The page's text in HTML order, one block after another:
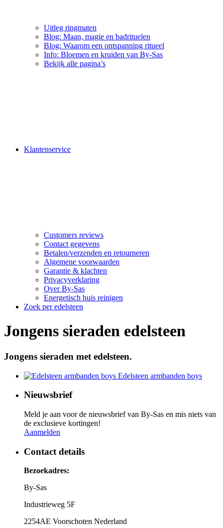
Uitleg ringmaten
Blog: Maan, magie en badrituelen
Blog: Waarom een ontspanning ritueel
Info: Bloemen en kruiden van By-Sas
Bekijk alle pagina’s
Klantenservice
Customers reviews
Contact gegevens
Betalen/verzenden en retourneren
Algemene voorwaarden
Garantie & klachten
Privacyverklaring
Over By-Sas
Energetisch huis reinigen
Zoek per edelsteen
Jongens sieraden edelsteen
Jongens sieraden met edelsteen.
Edelsteen armbanden boys
Nieuwsbrief
Meld je aan voor de nieuwsbrief van By-Sas en mis niets van
de exclusieve kortingen!
Aanmelden
Contact details
Bezoekadres:
By-Sas
Industrieweg 5F
2254AE Voorschoten Nederland